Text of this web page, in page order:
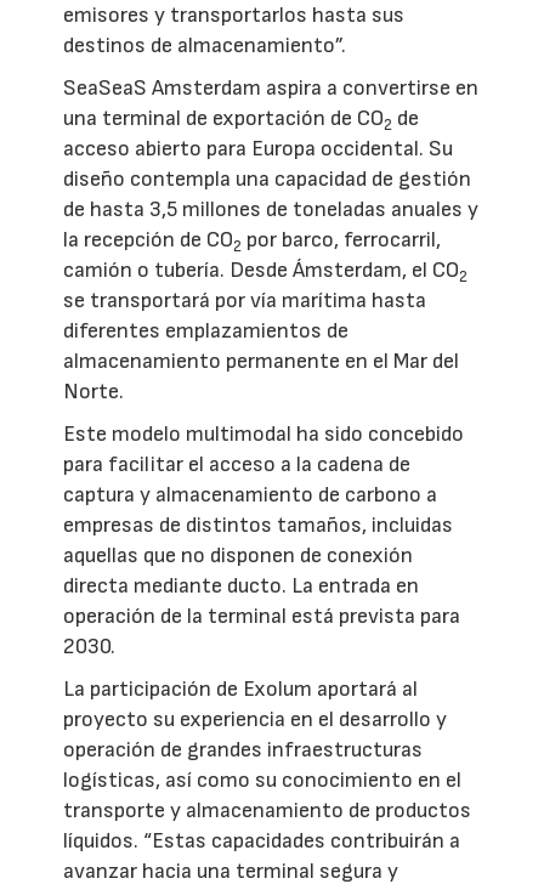
emisores y transportarlos hasta sus
destinos de almacenamiento”.
SeaSeaS Amsterdam aspira a convertirse en
una terminal de exportación de CO2 de
acceso abierto para Europa occidental. Su
diseño contempla una capacidad de gestión
de hasta 3,5 millones de toneladas anuales y
la recepción de CO2 por barco, ferrocarril,
camión o tubería. Desde Ámsterdam, el CO2
se transportará por vía marítima hasta
diferentes emplazamientos de
almacenamiento permanente en el Mar del
Norte.
Este modelo multimodal ha sido concebido
para facilitar el acceso a la cadena de
captura y almacenamiento de carbono a
empresas de distintos tamaños, incluidas
aquellas que no disponen de conexión
directa mediante ducto. La entrada en
operación de la terminal está prevista para
2030.
La participación de Exolum aportará al
proyecto su experiencia en el desarrollo y
operación de grandes infraestructuras
logísticas, así como su conocimiento en el
transporte y almacenamiento de productos
líquidos. “Estas capacidades contribuirán a
avanzar hacia una terminal segura y